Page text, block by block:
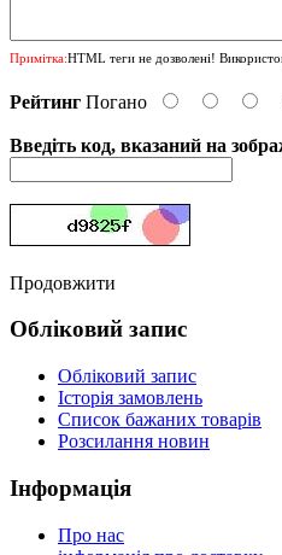
Примітка:HTML теги не дозволені!
Рейтинг Погано
Введіть код, вказаний на
Продовжити
Обліковий запис
Обліковий запис
Історія замовлень
Список бажаних товарів
Розсилання новин
Інформація
Про нас